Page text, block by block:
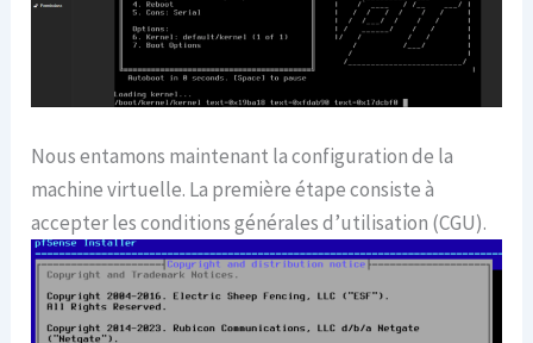
Nous entamons maintenant la configuration de la
machine virtuelle. La première étape consiste à
accepter les conditions générales d’utilisation (CGU).